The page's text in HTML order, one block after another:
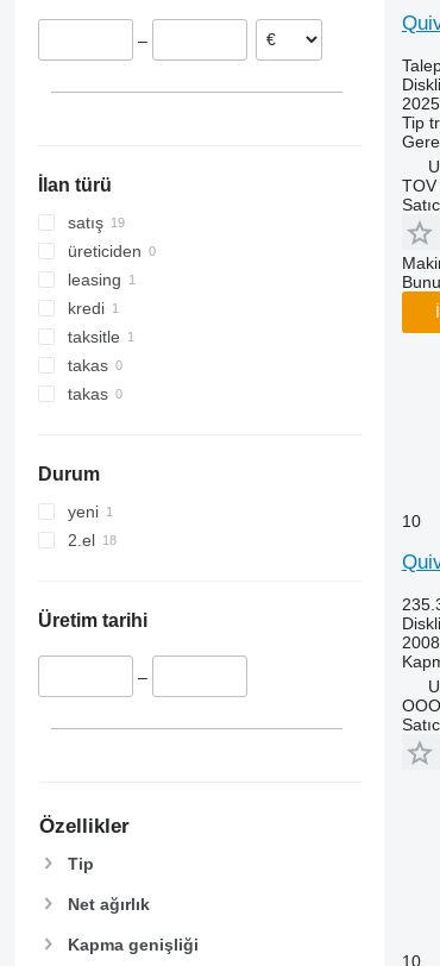
–
İlan türü
satış
üreticiden
leasing
kredi
taksitle
takas
takas
Durum
yeni
2.el
Üretim tarihi
–
Özellikler
Tip
Net ağırlık
Kapma genişliği
2025
Tip
TOV
10
2008
10